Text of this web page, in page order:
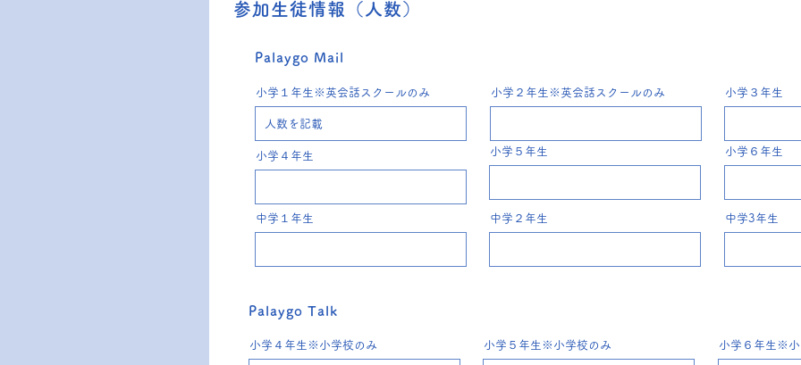
参加生徒情報（人数）
Palaygo Mail
小学１年生※英会話スクールのみ
小学４年生
中学１年生
小学２年生※英会話スクールのみ
小学５年生
中学２年生
小学３年生
小学６年生
中学3年生
Palaygo Talk
小学４年生※小学校のみ 小学５年生※小学校のみ 小学６年生※